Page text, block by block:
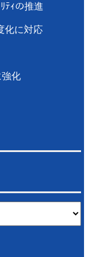
ﾃｨの推進
化に対応
強化